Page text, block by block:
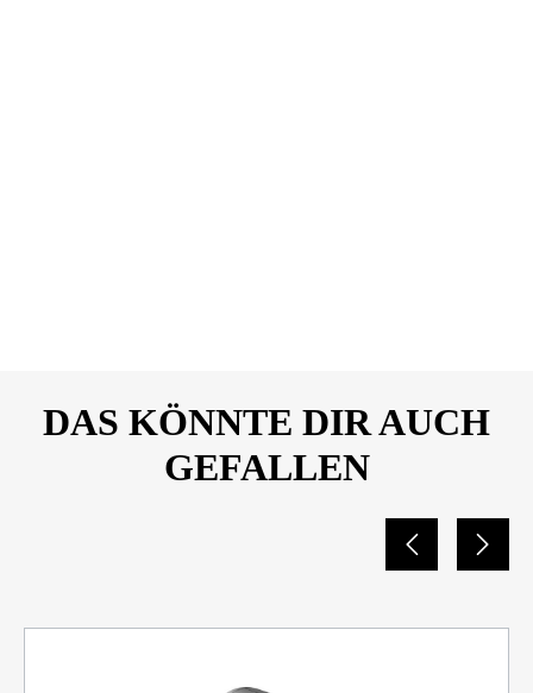
DAS KÖNNTE DIR AUCH
GEFALLEN